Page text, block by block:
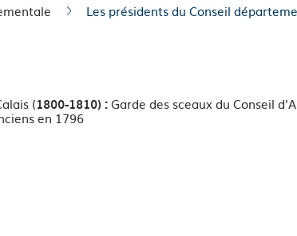
Les présidents du Conseil
(1800-1810) :Garde des sceaux du Conseil
en 1796